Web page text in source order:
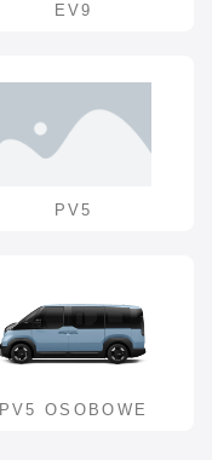
EV9
PV5
PV5 OSOBOWE